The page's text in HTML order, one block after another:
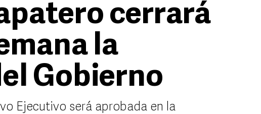
cerrará
la
Gobierno
Ejecutivo será aprobada en la